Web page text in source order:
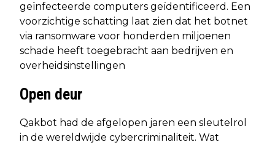
geïnfecteerde computers geïdentificeerd. Een
voorzichtige schatting laat zien dat het botnet
via ransomware voor honderden miljoenen
schade heeft toegebracht aan bedrijven en
overheidsinstellingen
Open deur
Qakbot had de afgelopen jaren een sleutelrol
in de wereldwijde cybercriminaliteit. Wat